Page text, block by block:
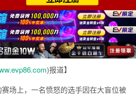
)报道】
场上，一名愤怒的选手因在大盲位被